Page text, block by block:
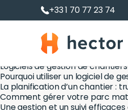
+33 1 70 77 23 74
Hector
Logiciel de gestion des
Suivi des actifs et du matériel
EAM: qu’est-ce qu’un logiciel
C’est bien connu, une bonne
Pourquoi choisir un logiciel
Comment Choisir un logiciel de
Les 10 meilleurs logiciels de
Logiciels de gestion de
Pourquoi utiliser un logiciel de
La planification d’un chantier :
Comment gérer votre parc
Une gestion et un suivi